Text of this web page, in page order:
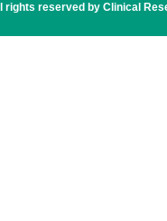
rights reserved by Clinical